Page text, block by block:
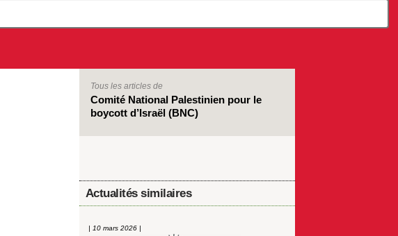
Tous les articles de
Comité National Palestinien pour le
boycott d’Israël (BNC)
Actualités similaires
| 10 mars 2026 |